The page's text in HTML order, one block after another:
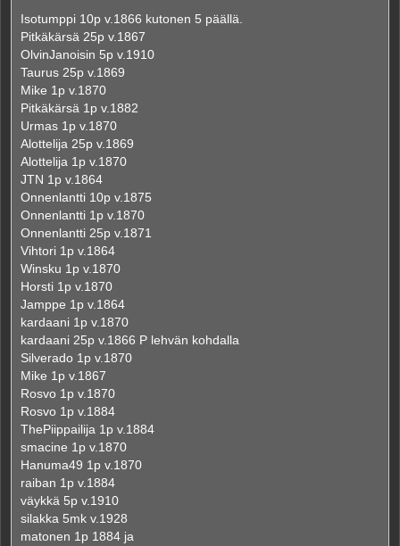
Isotumppi 10p v.1866 kutonen 5 päällä.
Pitkäkärsä 25p v.1867
OlvinJanoisin 5p v.1910
Taurus 25p v.1869
Mike 1p v.1870
Pitkäkärsä 1p v.1882
Urmas 1p v.1870
Alottelija 25p v.1869
Alottelija 1p v.1870
JTN 1p v.1864
Onnenlantti 10p v.1875
Onnenlantti 1p v.1870
Onnenlantti 25p v.1871
Vihtori 1p v.1864
Winsku 1p v.1870
Horsti 1p v.1870
Jamppe 1p v.1864
kardaani 1p v.1870
kardaani 25p v.1866 P lehvän kohdalla
Silverado 1p v.1870
Mike 1p v.1867
Rosvo 1p v.1870
Rosvo 1p v.1884
ThePiippailija 1p v.1884
smacine 1p v.1870
Hanuma49 1p v.1870
raiban 1p v.1884
väykkä 5p v.1910
silakka 5mk v.1928
matonen 1p 1884 ja